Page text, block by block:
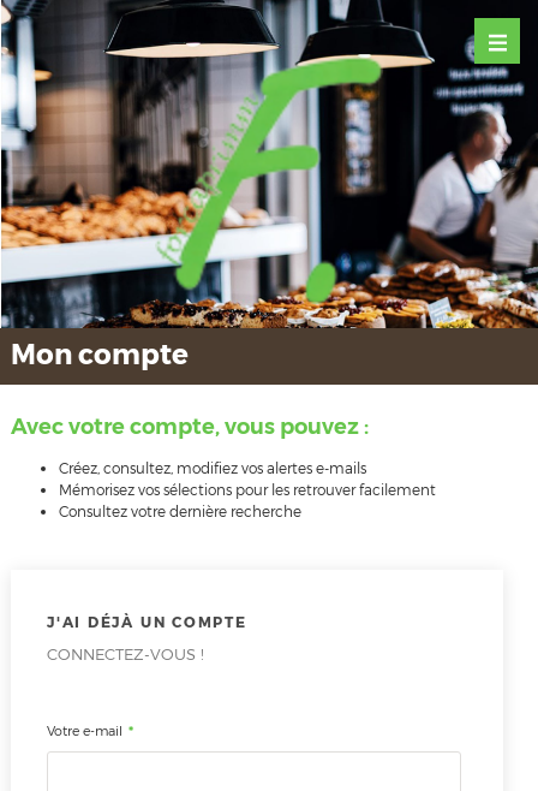
Mon compte
Avec votre compte, vous pouvez :
Créez, consultez, modifiez vos alertes e-mails
Mémorisez vos sélections pour les retrouver facilement
Consultez votre dernière recherche
J'AI DÉJÀ UN COMPTE
CONNECTEZ-VOUS !
Votre e-mail *